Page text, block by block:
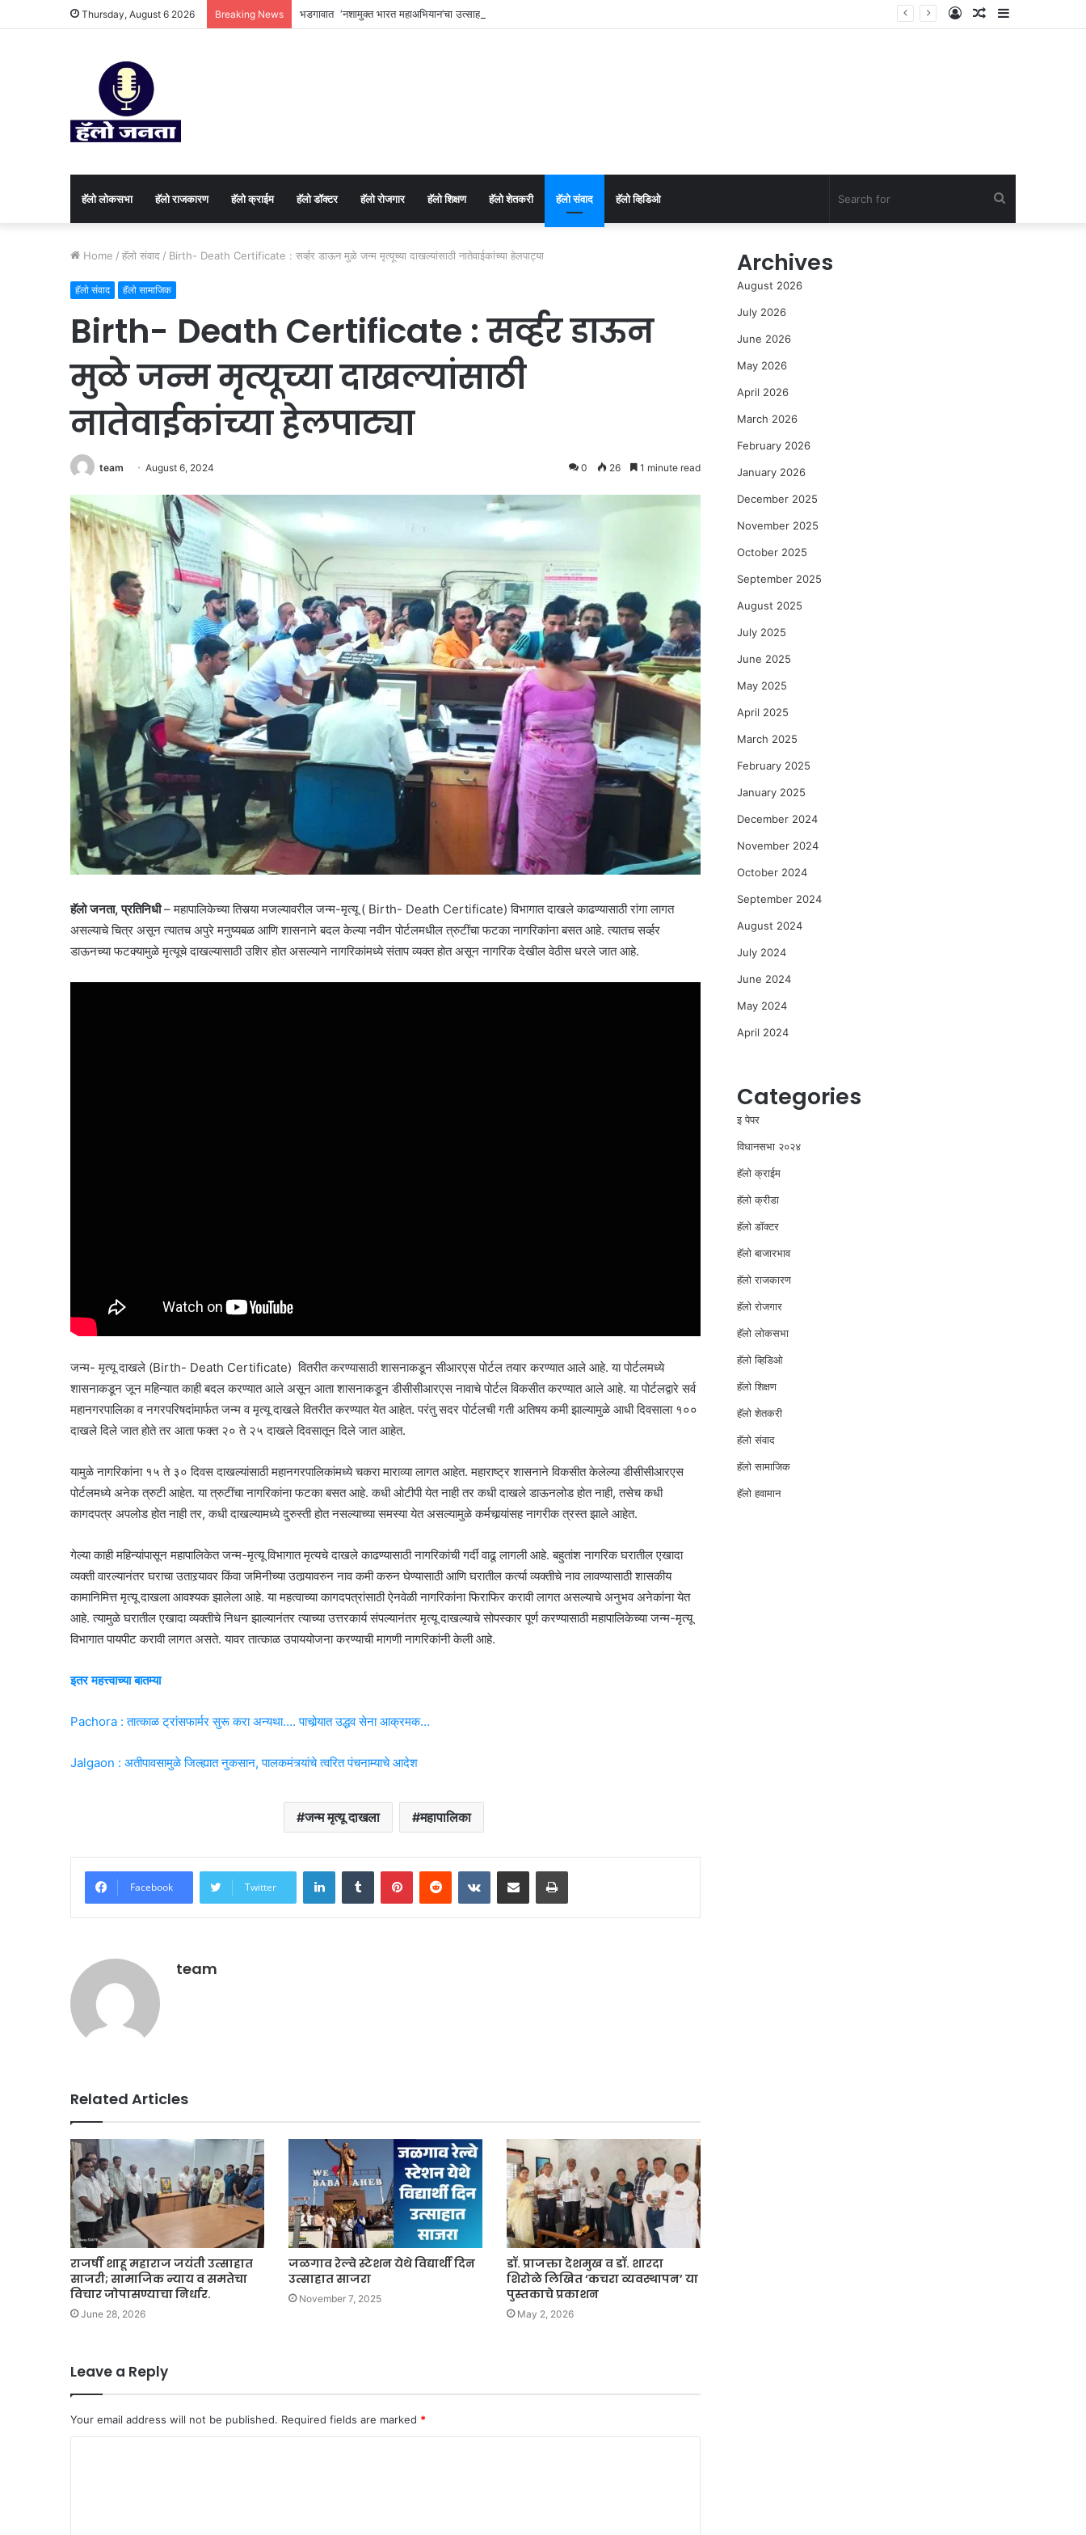
Thursday, August 6 2026 Breaking News भडगावात ‘नशामुक्त भारत महाअभियान’चा उत्साहात शुभारंभ ; व्यसनमुक्त समाज घडविण्याचा सामूहिक संकल्प. Sidebar
Random
Log
हॅलो लोकसभा हॅलो राजकारण ⁠हॅलो क्राईम हॅलो डॉक्टर ⁠हॅलो रोजगार हॅलो शिक्षण ⁠हॅलो शेतकरी ⁠हॅलो संवाद ⁠हॅलो व्हिडिओ
Home / ⁠हॅलो संवाद / Birth- Death Certificate : सर्व्हर डाऊन मुळे जन्म मृत्यूच्या दाखल्यांसाठी नातेवाईकांच्या हेलपाट्या
⁠हॅलो संवाद हॅलो सामाजिक
Birth- Death Certificate : सर्व्हर डाऊन
मुळे जन्म मृत्यूच्या दाखल्यांसाठी
नातेवाईकांच्या हेलपाट्या
team August 6, 2024 0 26 1 minute read
हॅलो जनता, प्रतिनिधी– महापालिकेच्या तिसर्‍या मजल्यावरील जन्म-मृत्यू ( Birth- Death Certificate) विभागात दाखले काढण्यासाठी रांगा लागत
असल्याचे चित्र असून त्यातच अपुरे मनुष्यबळ आणि शासनाने बदल केल्या नवीन पोर्टलमधील त्रुटींचा फटका नागरिकांना बसत आहे. त्यातच सर्व्हर
डाऊनच्या फटक्यामुळे मृत्यूचे दाखल्यासाठी उशिर होत असल्याने नागरिकांमध्ये संताप व्यक्त होत असून नागरिक देखील वेठीस धरले जात आहे.
जन्म- मृत्यू दाखले (Birth- Death Certificate) वितरीत करण्यासाठी शासनाकडून सीआरएस पोर्टल तयार करण्यात आले आहे. या पोर्टलमध्ये
शासनाकडून जून महिन्यात काही बदल करण्यात आले असून आता शासनाकडून डीसीसीआरएस नावाचे पोर्टल विकसीत करण्यात आले आहे. या पोर्टलद्वारे सर्व
महानगरपालिका व नगरपरिषदांमार्फत जन्म व मृत्यू दाखले वितरीत करण्यात येत आहेत. परंतु सदर पोर्टलची गती अतिषय कमी झाल्यामुळे आधी दिवसाला १००
दाखले दिले जात होते तर आता फक्त २० ते २५ दाखले दिवसातून दिले जात आहेत.
यामुळे नागरिकांना १५ ते ३० दिवस दाखल्यांसाठी महानगरपालिकांमध्ये चकरा माराव्या लागत आहेत. महाराष्ट्र शासनाने विकसीत केलेल्या डीसीसीआरएस
पोर्टलमध्ये अनेक त्रुटी आहेत. या त्रुटींचा नागरिकांना फटका बसत आहे. कधी ओटीपी येत नाही तर कधी दाखले डाऊनलोड होत नाही, तसेच कधी
कागदपत्र अपलोड होत नाही तर, कधी दाखल्यामध्ये दुरुस्ती होत नसल्याच्या समस्या येत असल्यामुळे कर्मचार्‍यांसह नागरीक त्रस्त झाले आहेत.
गेल्या काही महिन्यांपासून महापालिकेत जन्म-मृत्यू विभागात मृत्यचे दाखले काढण्यासाठी नागरिकांची गर्दी वाढू लागली आहे. बहुतांश नागरिक घरातील एखादा
व्यक्ती वारल्यानंतर घराचा उतारर्‍यावर किंवा जमिनीच्या उतार्‍यावरुन नाव कमी करुन घेण्यासाठी आणि घरातील कर्त्या व्यक्तीचे नाव लावण्यासाठी शासकीय
कामानिमित्त मृत्यू दाखला आवश्यक झालेला आहे. या महत्वाच्या कागदपत्रांसाठी ऐनवेळी नागरिकांना फिराफिर करावी लागत असल्याचे अनुभव अनेकांना येत
आहे. त्यामुळे घरातील एखादा व्यक्तीचे निधन झाल्यानंतर त्याच्या उत्तरकार्य संपल्यानंतर मृत्यू दाखल्याचे सोपस्कार पूर्ण करण्यासाठी महापालिकेच्या जन्म-मृत्यू
विभागात पायपीट करावी लागत असते. यावर तात्काळ उपाययोजना करण्याची मागणी नागरिकांनी केली आहे.
इतर महत्त्वाच्या बातम्या
Pachora : तात्काळ ट्रांसफार्मर सुरू करा अन्यथा…. पाचोर्‍यात उद्धव सेना आक्रमक…
Jalgaon : अतीपावसामुळे जिल्ह्यात नुकसान, पालकमंत्र्यांचे त्वरित पंचनाम्याचे आदेश
जन्म मृत्यू दाखला महापालिका
Facebook Twitter
LinkedInTumblr PinterestReddit VKontakteShare via Email Print
team
Related Articles
राजर्षी शाहू महाराज जयंती उत्साहात
साजरी; सामाजिक न्याय व समतेचा
विचार जोपासण्याचा निर्धार.
June 28, 2026
जळगाव रेल्वे स्टेशन येथे विद्यार्थी दिन
उत्साहात साजरा
November 7, 2025
डॉ. प्राजक्ता देशमुख व डॉ. शारदा
शिरोळे लिखित ‘कचरा व्यवस्थापन’ या
पुस्तकाचे प्रकाशन
May 2, 2026
Leave a Reply
Your email address will not be published. Required fields are marked *
Archives
August 2026
July 2026
June 2026
May 2026
April 2026
March 2026
February 2026
January 2026
December 2025
November 2025
October 2025
September 2025
August 2025
July 2025
June 2025
May 2025
April 2025
March 2025
February 2025
January 2025
December 2024
November 2024
October 2024
September 2024
August 2024
July 2024
June 2024
May 2024
April 2024
Categories
इ पेपर
विधानसभा २०२४
⁠हॅलो क्राईम
हॅलो क्रीडा
हॅलो डॉक्टर
हॅलो बाजारभाव
हॅलो राजकारण
⁠हॅलो रोजगार
हॅलो लोकसभा
⁠हॅलो व्हिडिओ
हॅलो शिक्षण
⁠हॅलो शेतकरी
⁠हॅलो संवाद
हॅलो सामाजिक
हॅलो हवामान